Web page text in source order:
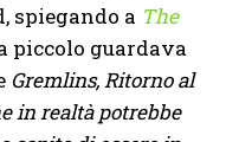
spiegando a The
piccolo guardava
Gremlins, Ritorno al
in realtà potrebbe